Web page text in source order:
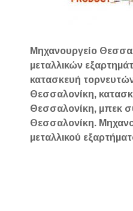
Μηχανουργείο
μεταλλικών
κατασκευή
Θεσσαλονίκη,
Θεσσαλονίκη, μπεκ
Θεσσαλονίκη.
μεταλλικού